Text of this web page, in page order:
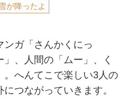
が降ったよ
ンガ「さんかくにっ
、人間の「ムー」、く
。へんてこで楽しい3人の
つながっていきます。